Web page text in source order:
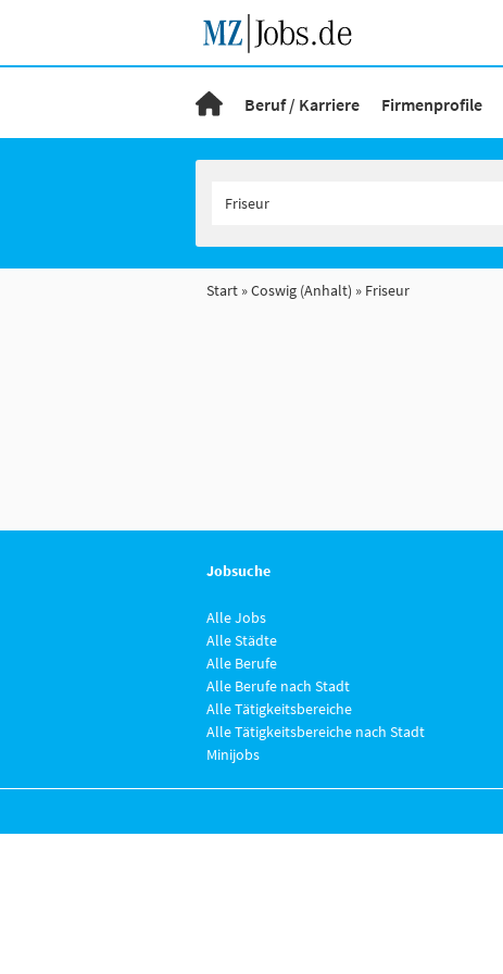
Beruf / Karriere Firmenprofile
Start Coswig (Anhalt) Friseur
Jobsuche
Alle Jobs
Alle Städte
Alle Berufe
Alle Berufe nach Stadt
Alle Tätigkeitsbereiche
Alle Tätigkeitsbereiche nach Stadt
Minijobs